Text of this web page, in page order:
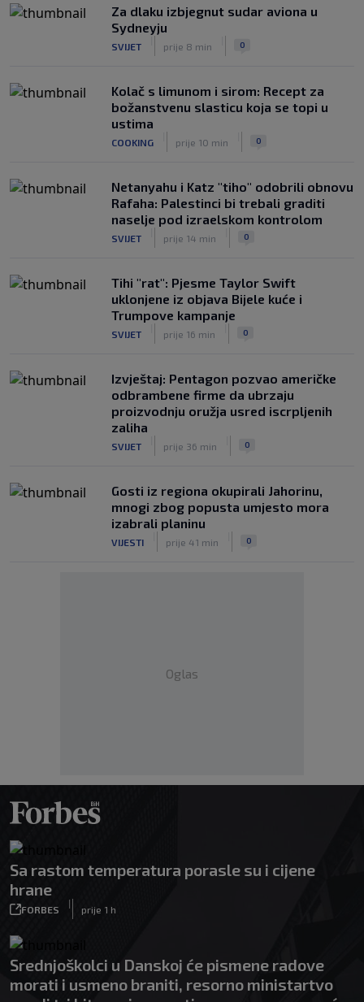
Za dlaku izbjegnut sudar aviona u
Sydneyju
SVIJET prije 8 min 0
Kolač s limunom i sirom: Recept za
božanstvenu slasticu koja se topi u
ustima
COOKING prije 10 min 0
Netanyahu i Katz "tiho" odobrili obnovu
Rafaha: Palestinci bi trebali graditi
naselje pod izraelskom kontrolom
SVIJET prije 14 min 0
Tihi "rat": Pjesme Taylor Swift
uklonjene iz objava Bijele kuće i
Trumpove kampanje
SVIJET prije 16 min 0
Izvještaj: Pentagon pozvao američke
odbrambene firme da ubrzaju
proizvodnju oružja usred iscrpljenih
zaliha
SVIJET prije 36 min 0
Gosti iz regiona okupirali Jahorinu,
mnogi zbog popusta umjesto mora
izabrali planinu
VIJESTI prije 41 min 0
Oglas
Sa rastom temperatura porasle su i cijene
hrane
FORBES
|
prije 1 h
Srednjoškolci u Danskoj će pismene radove
morati i usmeno braniti, resorno ministartvo